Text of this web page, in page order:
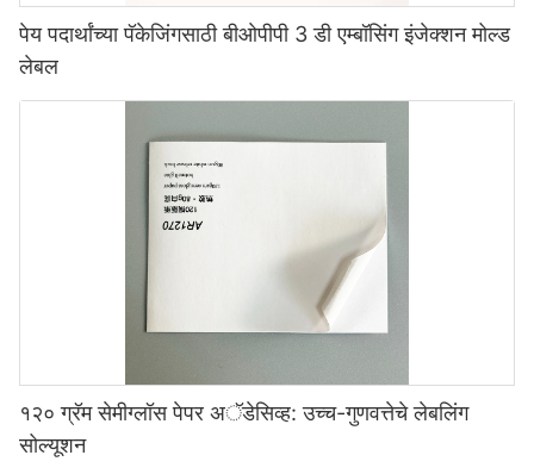
पेय पदार्थांच्या पॅकेजिंगसाठी बीओपीपी 3 डी एम्बॉसिंग इंजेक्शन मोल्ड
लेबल
१२० ग्रॅम सेमीग्लॉस पेपर अॅडेसिव्ह: उच्च-गुणवत्तेचे लेबलिंग
सोल्यूशन